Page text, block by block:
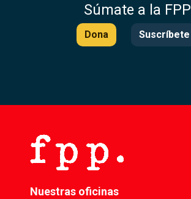
Súmate a la FPP
Dona Suscríbete
Nuestras oficinas